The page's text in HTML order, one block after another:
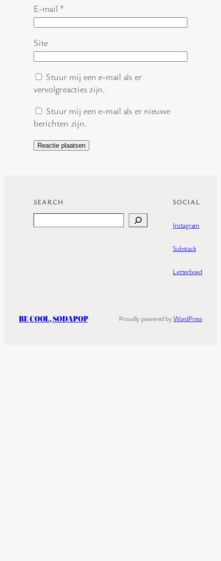
E-mail *
Site
Stuur mij een e-mail als er
vervolgreacties zijn.
Stuur mij een e-mail als er nieuwe
berichten zijn.
SEARCH SOCIAL
Instagram
Substack
Letterboxd
BE COOL, SODAPOP Proudly powered byWordPress